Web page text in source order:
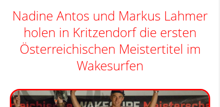
Nadine Antos und Markus Lahmer
holen in Kritzendorf die ersten
Österreichischen Meistertitel im
Wakesurfen